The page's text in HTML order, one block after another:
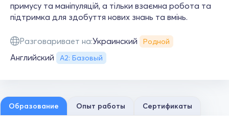
примусу та маніпуляцій, а тільки взаємна робота та
підтримка для здобуття нових знань та вмінь.
Разговаривает на:Украинский Родной
Английский А2: Базовый
Образование Опыт работы Сертификаты